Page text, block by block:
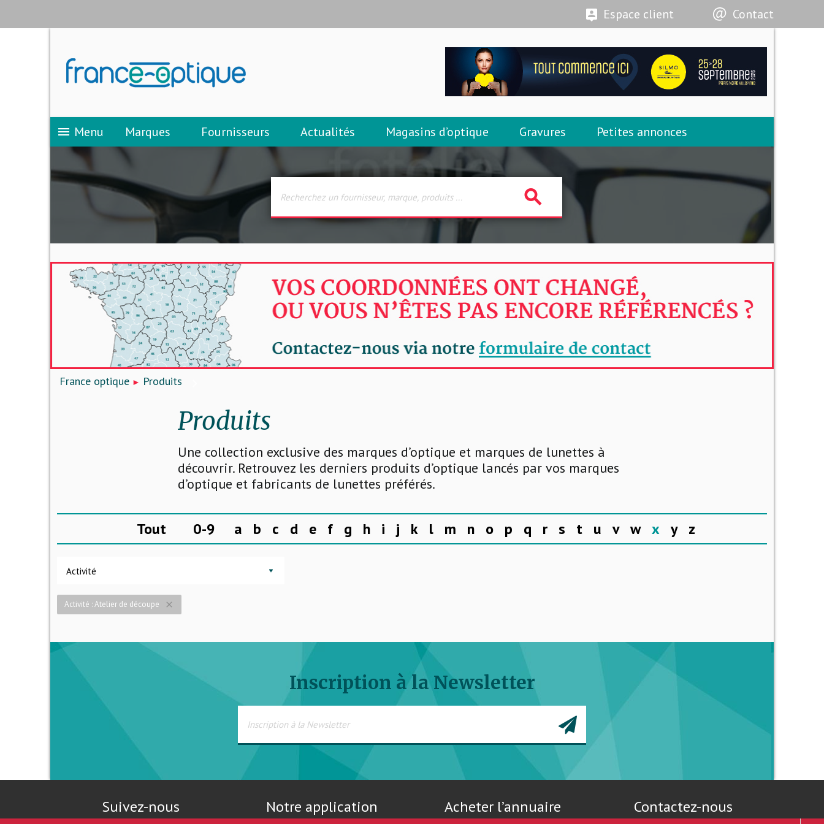
Espace client Contact
menu Menu Marques Fournisseurs Actualités Magasins d’optique Gravures Petites annonces
search
France optique Produits
Produits
Une collection exclusive des marques d’optique et marques de lunettes à
découvrir. Retrouvez les derniers produits d’optique lancés par vos marques
d’optique et fabricants de lunettes préférés.
Tout 0-9 a b c d e f g h i j k l m n o p q r s t u v w x y z
Activité
Activité : Atelier de découpe close
Inscription à la Newsletter
Suivez-nous Notre application Acheter l’annuaire Contactez-nous